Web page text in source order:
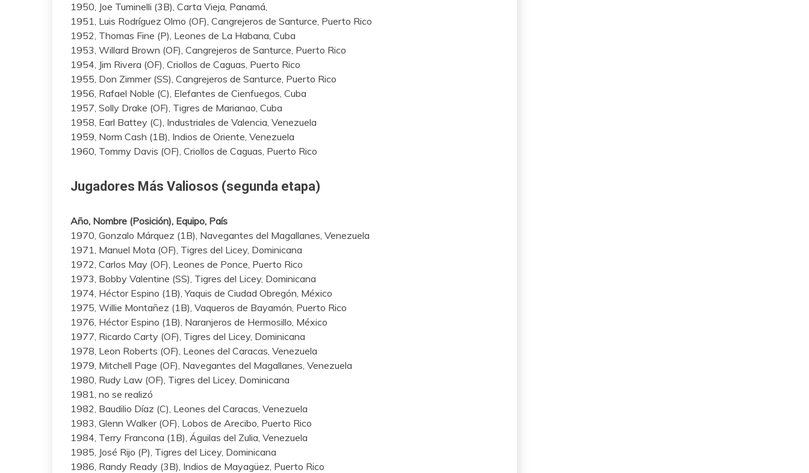
1950, Joe Tuminelli (3B), Carta Vieja, Panamá,
1951, Luis Rodríguez Olmo (OF), Cangrejeros de Santurce, Puerto Rico
1952, Thomas Fine (P), Leones de La Habana, Cuba
1953, Willard Brown (OF), Cangrejeros de Santurce, Puerto Rico
1954, Jim Rivera (OF), Criollos de Caguas, Puerto Rico
1955, Don Zimmer (SS), Cangrejeros de Santurce, Puerto Rico
1956, Rafael Noble (C), Elefantes de Cienfuegos, Cuba
1957, Solly Drake (OF), Tigres de Marianao, Cuba
1958, Earl Battey (C), Industriales de Valencia, Venezuela
1959, Norm Cash (1B), Indios de Oriente, Venezuela
1960, Tommy Davis (OF), Criollos de Caguas, Puerto Rico
Jugadores Más Valiosos (segunda etapa)
Año, Nombre (Posición), Equipo, País
1970, Gonzalo Márquez (1B), Navegantes del Magallanes, Venezuela
1971, Manuel Mota (OF), Tigres del Licey, Dominicana
1972, Carlos May (OF), Leones de Ponce, Puerto Rico
1973, Bobby Valentine (SS), Tigres del Licey, Dominicana
1974, Héctor Espino (1B), Yaquis de Ciudad Obregón, México
1975, Willie Montañez (1B), Vaqueros de Bayamón, Puerto Rico
1976, Héctor Espino (1B), Naranjeros de Hermosillo, México
1977, Ricardo Carty (OF), Tigres del Licey, Dominicana
1978, Leon Roberts (OF), Leones del Caracas, Venezuela
1979, Mitchell Page (OF), Navegantes del Magallanes, Venezuela
1980, Rudy Law (OF), Tigres del Licey, Dominicana
1981, no se realizó
1982, Baudilio Díaz (C), Leones del Caracas, Venezuela
1983, Glenn Walker (OF), Lobos de Arecibo, Puerto Rico
1984, Terry Francona (1B), Águilas del Zulia, Venezuela
1985, José Rijo (P), Tigres del Licey, Dominicana
1986, Randy Ready (3B), Indios de Mayagüez, Puerto Rico